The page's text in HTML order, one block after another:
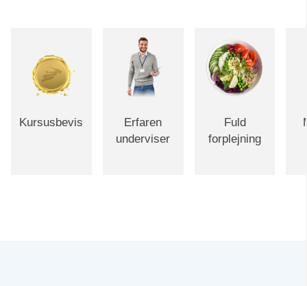
Kursusbevis
Erfaren
underviser
Fuld
forplejning